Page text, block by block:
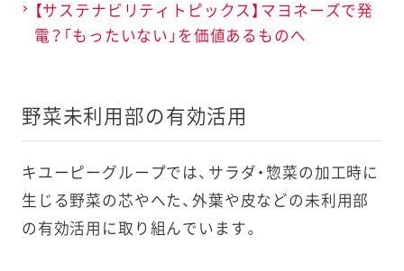
9月
キユーピー
やさしい献
5カ月に延長
2022年
サラダクラ
ブ カットレ
タス増量
生産体制の
維持や産地
廃棄（フード
ロス）削減へ
【サステナビリティトピックス】マヨネーズで発
電？「もったいない」を価値あるものへ
野菜未利用部の有効活用
キユーピーグループでは、サラダ・惣菜の加工時に
生じる野菜の芯やへた、外葉や皮などの未利用部
の有効活用に取り組んでいます。